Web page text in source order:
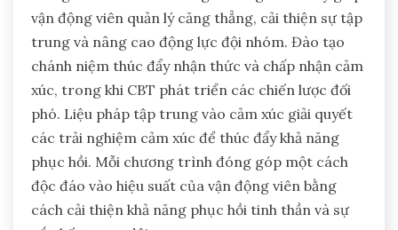
Bằng cách ưu tiên những chiến lược này, huấn
luyện viên có thể tạo ra một bầu không khí hỗ trợ
nâng cao hiệu suất thể thao tổng thể và sức khỏe.
Các chương trình đào tạo nào tồn tại
để nâng cao kỹ năng điều chỉnh cảm
xúc?